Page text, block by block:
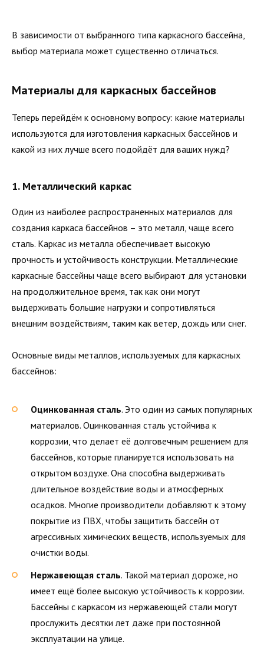
В зависимости от выбранного типа каркасного бассейна,
выбор материала может существенно отличаться.
Материалы для каркасных бассейнов
Теперь перейдём к основному вопросу: какие материалы
используются для изготовления каркасных бассейнов и
какой из них лучше всего подойдёт для ваших нужд?
1. Металлический каркас
Один из наиболее распространенных материалов для
создания каркаса бассейнов – это металл, чаще всего
сталь. Каркас из металла обеспечивает высокую
прочность и устойчивость конструкции. Металлические
каркасные бассейны чаще всего выбирают для установки
на продолжительное время, так как они могут
выдерживать большие нагрузки и сопротивляться
внешним воздействиям, таким как ветер, дождь или снег.
Основные виды металлов, используемых для каркасных
бассейнов:
Оцинкованная сталь. Это один из самых популярных
материалов. Оцинкованная сталь устойчива к
коррозии, что делает её долговечным решением для
бассейнов, которые планируется использовать на
открытом воздухе. Она способна выдерживать
длительное воздействие воды и атмосферных
осадков. Многие производители добавляют к этому
покрытие из ПВХ, чтобы защитить бассейн от
агрессивных химических веществ, используемых для
очистки воды.
Нержавеющая сталь. Такой материал дороже, но
имеет ещё более высокую устойчивость к коррозии.
Бассейны с каркасом из нержавеющей стали могут
прослужить десятки лет даже при постоянной
эксплуатации на улице.